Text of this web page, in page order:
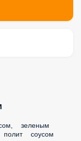
луком,
Кабаяки.